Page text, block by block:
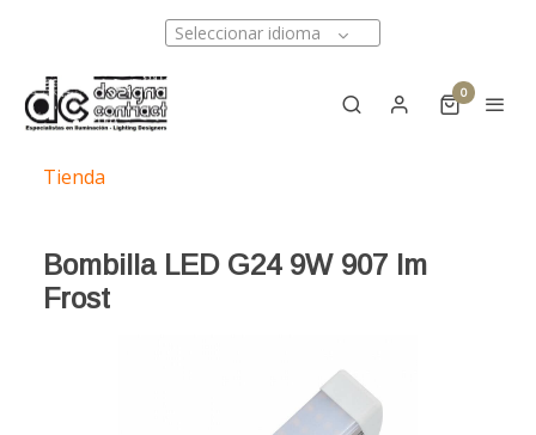
Seleccionar idioma
0
Tienda
Bombilla LED G24 9W 907 lm
Frost